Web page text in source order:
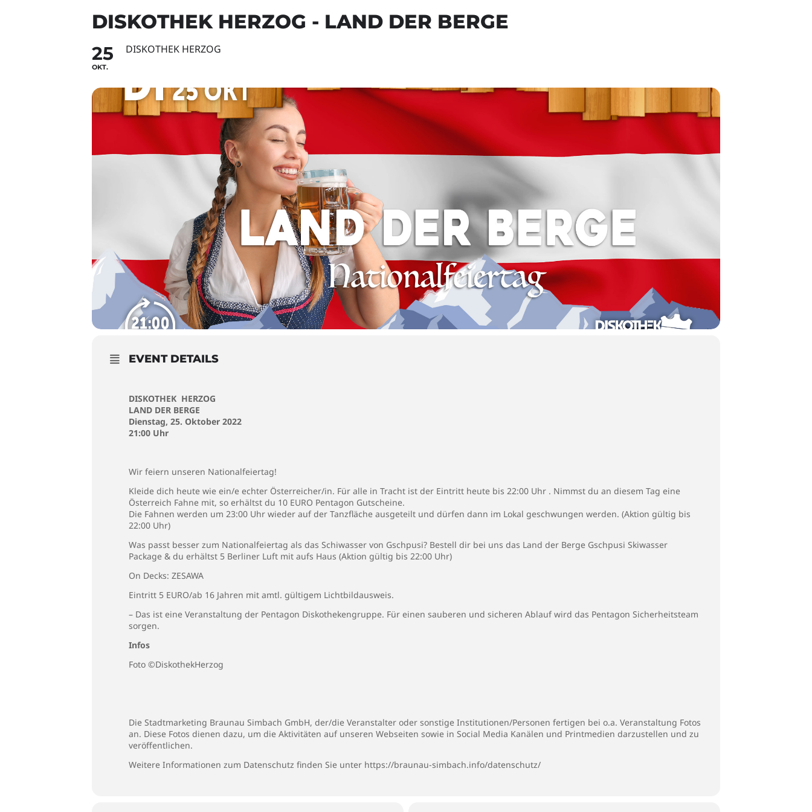
DISKOTHEK HERZOG - LAND DER BERGE
25
OKT.
DISKOTHEK HERZOG
EVENT DETAILS
DISKOTHEK HERZOG
LAND DER BERGE
Dienstag, 25. Oktober 2022
21:00 Uhr
Wir feiern unseren Nationalfeiertag!
Kleide dich heute wie ein/e echter Österreicher/in. Für alle in Tracht ist der Eintritt heute bis 22:00 Uhr . Nimmst du an diesem Tag eine
Österreich Fahne mit, so erhältst du 10 EURO Pentagon Gutscheine.
Die Fahnen werden um 23:00 Uhr wieder auf der Tanzfläche ausgeteilt und dürfen dann im Lokal geschwungen werden. (Aktion gültig bis
22:00 Uhr)
Was passt besser zum Nationalfeiertag als das Schiwasser von Gschpusi? Bestell dir bei uns das Land der Berge Gschpusi Skiwasser
Package & du erhältst 5 Berliner Luft mit aufs Haus (Aktion gültig bis 22:00 Uhr)
On Decks: ZESAWA
Eintritt 5 EURO/ab 16 Jahren mit amtl. gültigem Lichtbildausweis.
– Das ist eine Veranstaltung der Pentagon Diskothekengruppe. Für einen sauberen und sicheren Ablauf wird das Pentagon Sicherheitsteam
sorgen.
Infos
Foto ©DiskothekHerzog
Die Stadtmarketing Braunau Simbach GmbH, der/die Veranstalter oder sonstige Institutionen/Personen fertigen bei o.a. Veranstaltung Fotos
an. Diese Fotos dienen dazu, um die Aktivitäten auf unseren Webseiten sowie in Social Media Kanälen und Printmedien darzustellen und zu
veröffentlichen.
Weitere Informationen zum Datenschutz finden Sie unter https://braunau-simbach.info/datenschutz/